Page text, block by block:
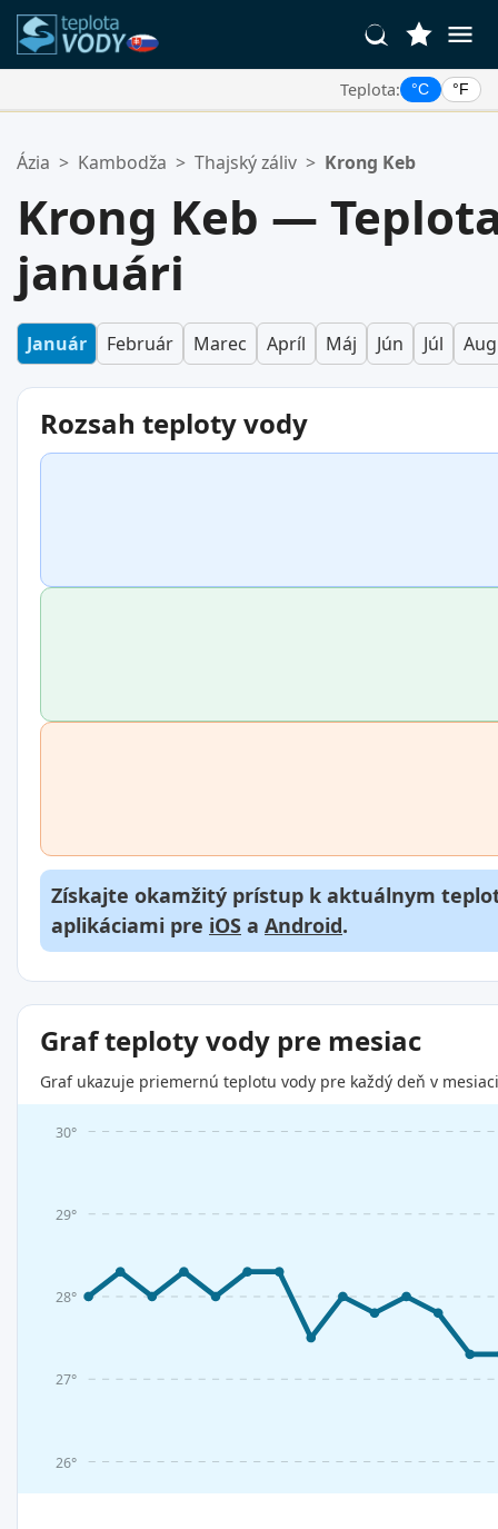
Teplota: °C °F
Váš zoznam obľúbených je prázdny.
Ázia > Kambodža > Thajský záliv > Krong Keb
Krong Keb —
januári
Január Február Marec Apríl Máj Jún Júl
Rozsah teploty vody
Získajte okamžitý prístup k aktuálnym
aplikáciami pre iOS a Android.
Graf teploty vody pre mesiac
Graf ukazuje priemernú teplotu vody pre každý deň v
26°
27°
28°
29°
30°